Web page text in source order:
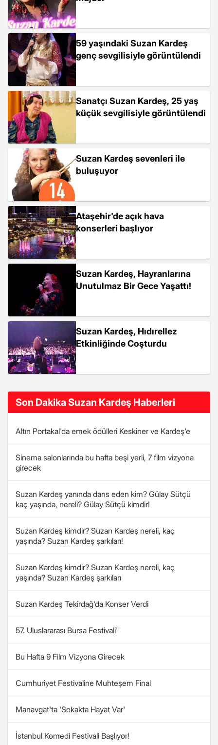
59 yaşındaki Suzan Kardeş
genç sevgilisiyle görüntülendi
Sanatçı Suzan Kardeş, 25 yaş
küçük sevgilisiyle görüntülendi
Suzan Kardeş sevenleri ile
buluşuyor
Ataşehir'de açık hava
konserleri başlıyor
Suzan Kardeş, Hayranlarına
Unutulmaz Bir Gece Yaşattı!
Suzan Kardeş, Hıdırellez
Etkinliğinde Coşturdu
Son Dakika Suzan Kardeş Haberleri
Altın Portakal'da emek ödülleri Keskiner ve Kardeş'e
Sinema salonlarında bu hafta beşi yerli, 7 film vizyona
girecek
Suzan Kardeş yanında dans eden kim? Gülay Sütçü
kaç yaşında, nereli? Gülay Sütçü kimdir!
Suzan Kardeş kimdir? Suzan Kardeş nereli, kaç
yaşında? Suzan Kardeş şarkıları!
Suzan Kardeş kimdir? Suzan Kardeş nereli, kaç
yaşında? Suzan Kardeş şarkıları
Suzan Kardeş Tekirdağ'da Konser Verdi
57. Uluslararası Bursa Festivali"
Bu Hafta 9 Film Vizyona Girecek
Cumhuriyet Festivaline Muhteşem Final
Manavgat'ta 'Sokakta Hayat Var'
İstanbul Komedi Festivali Başlıyor!